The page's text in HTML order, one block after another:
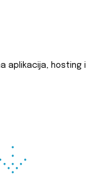
aplikacija, hosting i